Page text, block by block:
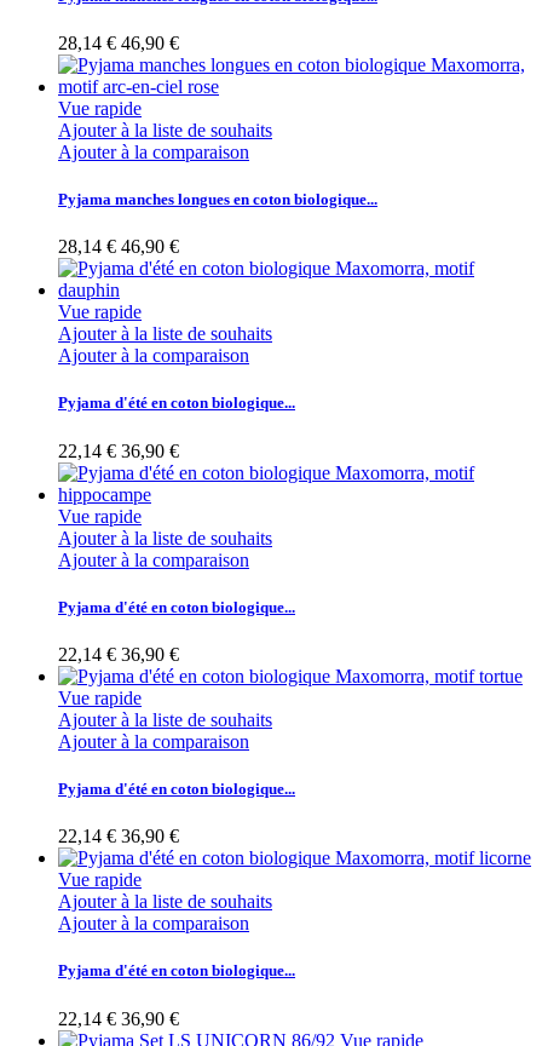
28,14 € 46,90 €
Vue rapide
Ajouter à la liste de souhaits
Ajouter à la comparaison
Pyjama manches longues en coton biologique...
28,14 € 46,90 €
Vue rapide
Ajouter à la liste de souhaits
Ajouter à la comparaison
Pyjama d'été en coton biologique...
22,14 € 36,90 €
Vue rapide
Ajouter à la liste de souhaits
Ajouter à la comparaison
Pyjama d'été en coton biologique...
22,14 € 36,90 €
Vue rapide
Ajouter à la liste de souhaits
Ajouter à la comparaison
Pyjama d'été en coton biologique...
22,14 € 36,90 €
Vue rapide
Ajouter à la liste de souhaits
Ajouter à la comparaison
Pyjama d'été en coton biologique...
22,14 € 36,90 €
Vue rapide